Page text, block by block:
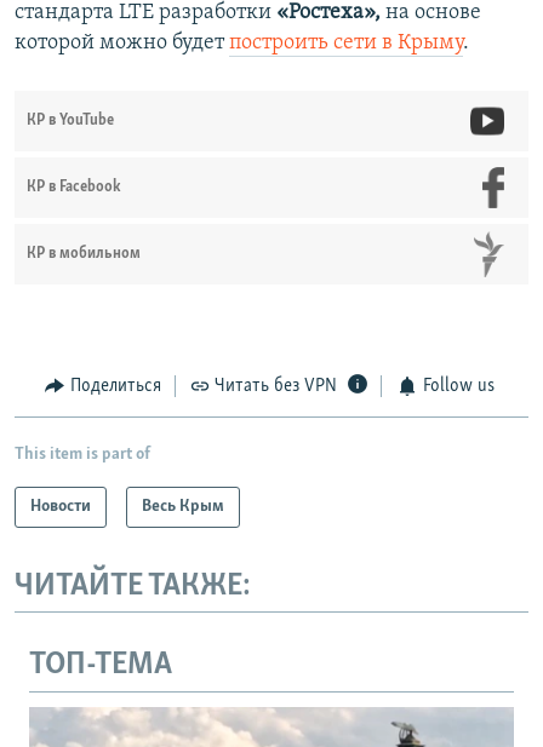
стандарта LTE разработки «Ростеха», на основе
которой можно будетпостроить сети в Крыму.
КР в YouTube
КР в Facebook
КР в мобильном
Поделиться Читать без VPN Follow us
This item is part of
Новости Весь Крым
ЧИТАЙТЕ ТАКЖЕ:
ТОП-ТЕМА